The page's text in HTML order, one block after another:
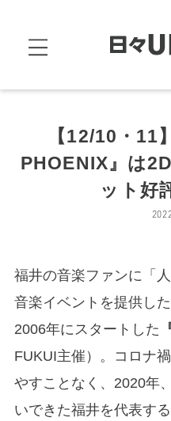
【12/10・11
PHOENIX』は
ット好
福井の音楽ファンに「
音楽イベントを提供し
2006年にスタートした
FUKUI主催）。コロナ
やすことなく、2020年
いできた福井を代表す